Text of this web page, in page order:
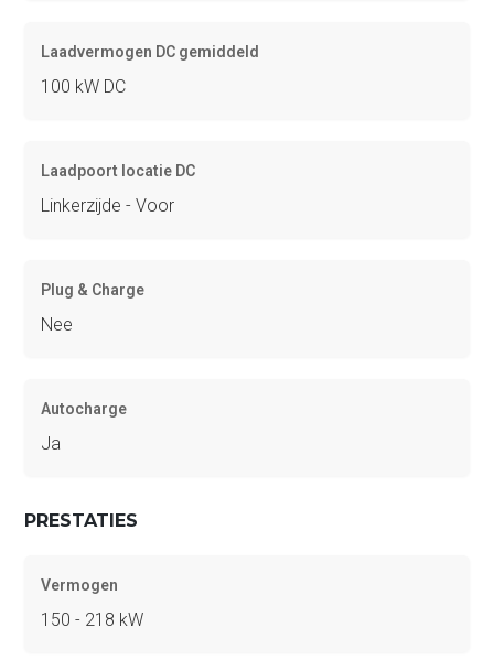
Laadvermogen DC gemiddeld
100 kW DC
Laadpoort locatie DC
Linkerzijde - Voor
Plug & Charge
Nee
Autocharge
Ja
PRESTATIES
Vermogen
150 - 218 kW